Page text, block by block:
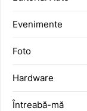
Evenimente
Foto
Hardware
Întreabă-mă